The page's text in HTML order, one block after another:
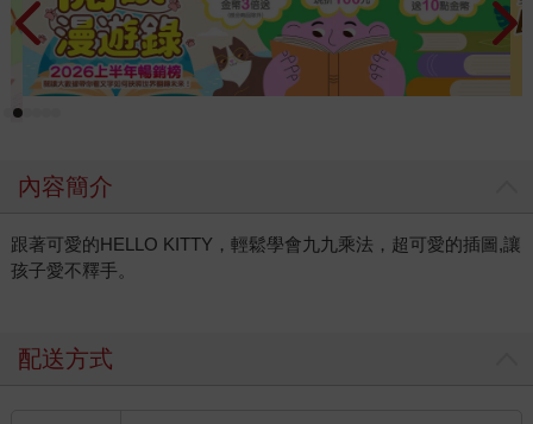
內容簡介
跟著可愛的HELLO KITTY，輕鬆學會九九乘法，超可愛的插圖,讓
孩子愛不釋手。
配送方式